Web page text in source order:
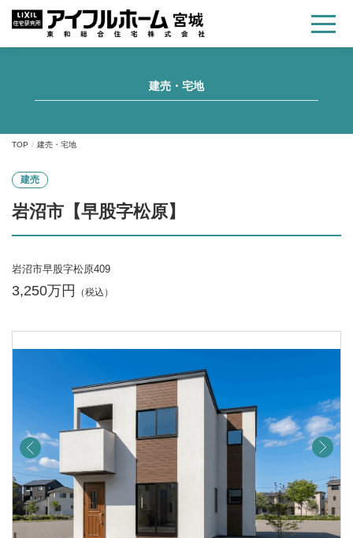
建売・宅地
TOP 建売・宅地
建売
岩沼市【早股字松原】
岩沼市早股字松原409
3,250万円 （税込）